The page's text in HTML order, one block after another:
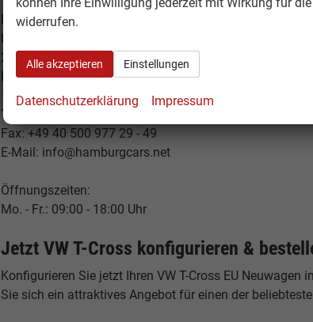
HamburgCars
Heselstücken 19
22453 Hamburg
Deutschland
Telefon: +49 40 500 977 29 - 0
Fax: +49 40 500 977 29 - 49
E-Mail: info@hamburgcars.net
Öffnungszeiten:
Mo. - Fr.: 09:00 - 18:00 Uhr
Jetzt VW T-Cross konfigurieren &
Konfigurieren Sie jetzt Ihren VW T-Cross EU
Sie sich ein attraktives Angebot für einen der
widerrufen.
Alle akzeptieren Einstellungen
Datenschutzerklärung Impressum